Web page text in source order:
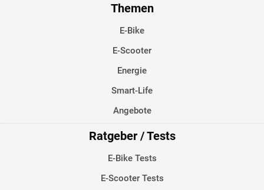
Themen
E-Bike
E-Scooter
Energie
Smart-Life
Angebote
Ratgeber / Tests
E-Bike Tests
E-Scooter Tests